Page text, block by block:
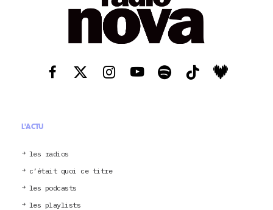
L'ACTU
les radios
c’était quoi ce titre
les podcasts
les playlists